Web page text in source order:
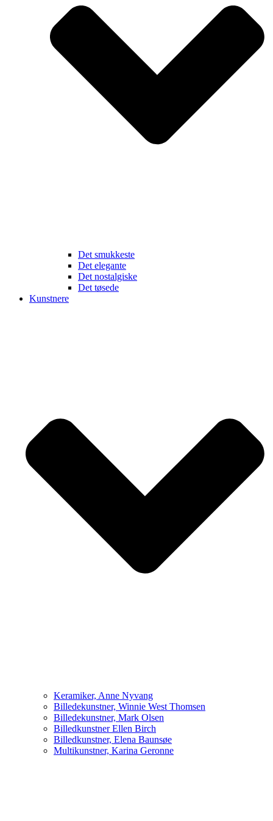
Det smukkeste
Det elegante
Det nostalgiske
Det tøsede
Kunstnere
Keramiker, Anne Nyvang
Billedekunstner, Winnie West Thomsen
Billedekunstner, Mark Olsen
Billedkunstner Ellen Birch
Billedkunstner, Elena Baunsøe
Multikunstner, Karina Geronne